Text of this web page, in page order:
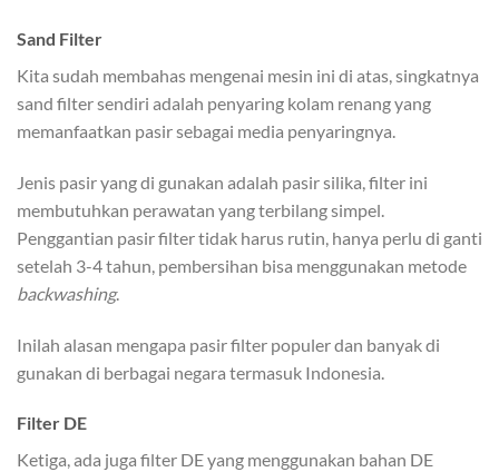
Sand Filter
Kita sudah membahas mengenai mesin ini di atas, singkatnya
sand filter sendiri adalah penyaring kolam renang yang
memanfaatkan pasir sebagai media penyaringnya.
Jenis pasir yang di gunakan adalah pasir silika, filter ini
membutuhkan perawatan yang terbilang simpel.
Penggantian pasir filter tidak harus rutin, hanya perlu di ganti
setelah 3-4 tahun, pembersihan bisa menggunakan metode
backwashing.
Inilah alasan mengapa pasir filter populer dan banyak di
gunakan di berbagai negara termasuk Indonesia.
Filter DE
Ketiga, ada juga filter DE yang menggunakan bahan DE